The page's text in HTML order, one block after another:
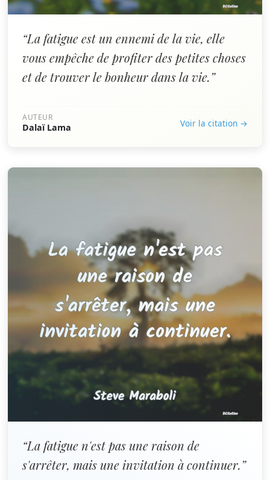
“La fatigue est un ennemi de la vie, elle
vous empêche de profiter des petites choses
et de trouver le bonheur dans la vie.”
AUTEUR
Dalaï Lama Voir la citation →
“La fatigue n'est pas une raison de
s'arrêter, mais une invitation à continuer.”